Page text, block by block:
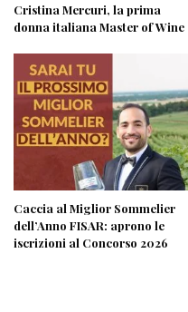
Cristina Mercuri, la prima
donna italiana Master of Wine
Caccia al Miglior Sommelier
dell’Anno FISAR: aprono le
iscrizioni al Concorso 2026